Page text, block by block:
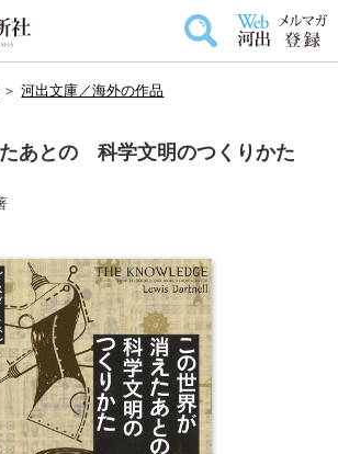
＞河出文庫／海外の作品
あとの 科学文明のつくりかた